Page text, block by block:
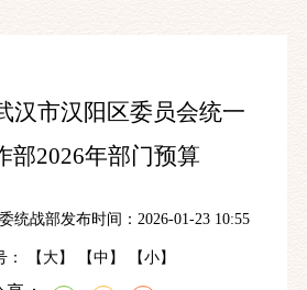
汉市汉阳区委员会统一
部2026年部门预算
统战部发布时间：2026-01-23 10:55
： 【大】 【中 】 【小】